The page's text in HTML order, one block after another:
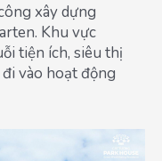
xây dựng
Khu vực
tiện ích, siêu thị
vào hoạt động